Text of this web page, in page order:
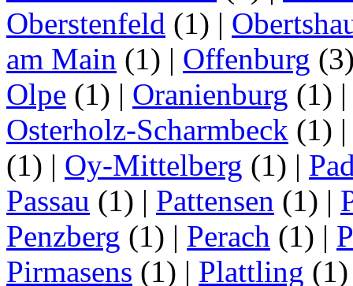
Oberstenfeld (1) |
am Main (1) | Offenburg
Olpe (1) | Oranienburg (1)
Osterholz-Scharmbeck (1)
(1) | Oy-Mittelberg (1) |
Passau (1) | Pattensen (1) |
Penzberg (1) | Perach (1) |
Pirmasens (1) | Plattling